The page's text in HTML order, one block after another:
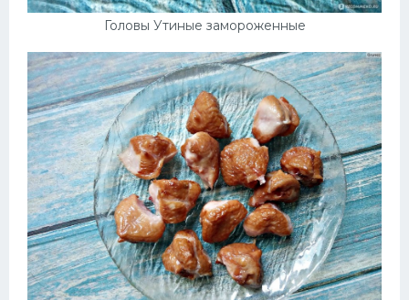
Головы Утиные замороженные